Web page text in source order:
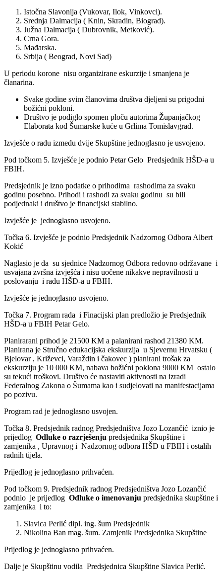
Istočna Slavonija (Vukovar, Ilok, Vinkovci).
Srednja Dalmacija ( Knin, Skradin, Biograd).
Južna Dalmacija ( Dubrovnik, Metković).
Crna Gora.
Mađarska.
Srbija ( Beograd, Novi Sad)
U periodu korone nisu organizirane eskurzije i smanjena je
članarina.
Svake godine svim članovima društva djeljeni su prigodni
božićni pokloni.
Društvo je podiglo spomen ploču autorima Županjačkog
Elaborata kod Šumarske kuće u Grlima Tomislavgrad.
Izvješće o radu između dvije Skupštine jednoglasno je usvojeno.
Pod točkom 5. Izvješće je podnio Petar Gelo Predsjednik HŠD-a u
FBIH.
Predsjednik je izno podatke o prihodima rashodima za svaku
godinu posebno. Prihodi i rashodi za svaku godinu su bili
podjednaki i društvo je financijski stabilno.
Izvješće je jednoglasno usvojeno.
Točka 6. Izvješće je podnio Predsjednik Nadzornog Odbora Albert
Kokić
Naglasio je da su sjednice Nadzornog Odbora redovno održavane i
usvajana zvršna izvješća i nisu uočene nikakve nepravilnosti u
poslovanju i radu HŠD-a u FBIH.
Izvješće je jednoglasno usvojeno.
Točka 7. Program rada i Finacijski plan predložio je Predsjednik
HŠD-a u FBIH Petar Gelo.
Planirarani prihod je 21500 KM a palanirani rashod 21380 KM.
Planirana je Stručno edukacijska ekskurzija u Sjevernu Hrvatsku (
Bjelovar , Križevci, Varaždin i čakovec ) planirani trošak za
ekskurziju je 10 000 KM, nabava božićni poklona 9000 KM ostalo
su tekući troškovi. Društvo će nastaviti aktivnosti na izradi
Federalnog Zakona o Šumama kao i sudjelovati na manifestacijama
po pozivu.
Program rad je jednoglasno usvojen.
Točka 8. Predsjednik radnog Predsjedništva Jozo Lozančić iznio je
prijedlog Odluke o razrješenju predsjednika Skupštine i
zamjenika , Upravnog i Nadzornog odbora HŠD u FBIH i ostalih
radnih tijela.
Prijedlog je jednoglasno prihvaćen.
Pod točkom 9. Predsjednik radnog Predsjedništva Jozo Lozančić
podnio je prijedlog Odluke o imenovanju predsjednika skupštine i
zamjenika i to:
Slavica Perlić dipl. ing. šum Predsjednik
Nikolina Ban mag. šum. Zamjenik Predsjednika Skupštine
Prijedlog je jednoglasno prihvaćen.
Dalje je Skupštinu vodila Predsjednica Skupštine Slavica Perlić.